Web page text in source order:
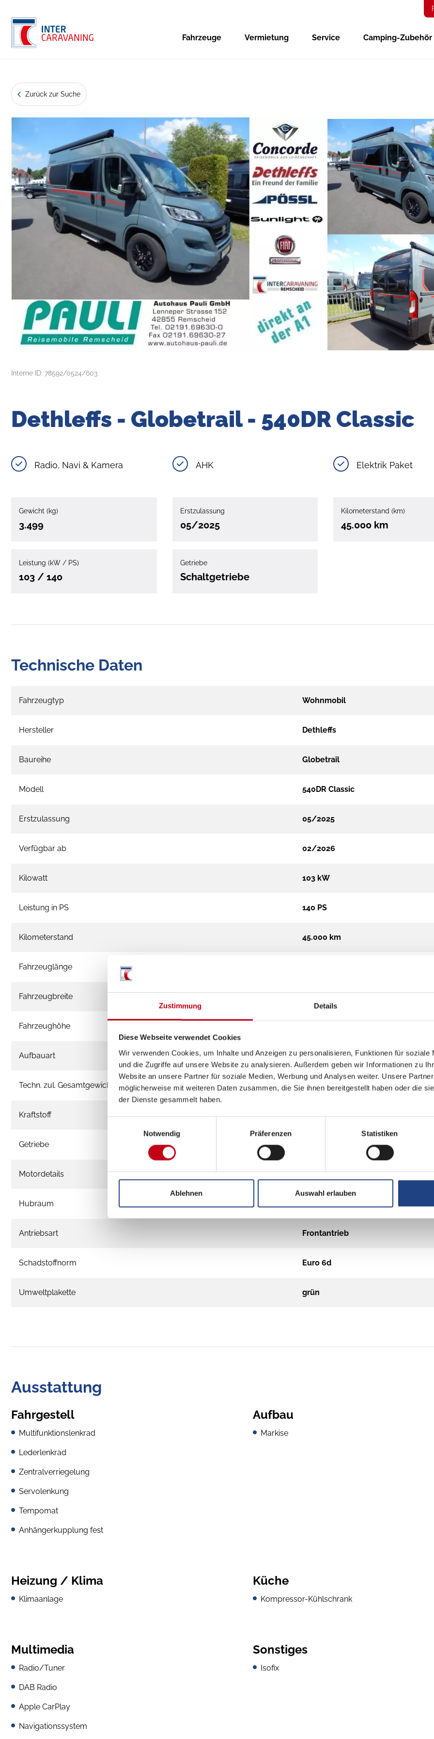
Zustimmung Details
Diese Webseite verwendet Cookies
Wir verwenden Cookies, um Inhalte und Anzeigen zu personalisieren, Funktionen für soziale
und die Zugriffe auf unsere Website zu analysieren. Außerdem geben wir Informationen zu
Website an unsere Partner für soziale Medien, Werbung und Analysen weiter. Unsere
möglicherweise mit weiteren Daten zusammen, die Sie ihnen bereitgestellt haben oder die
der Dienste gesammelt haben.
Notwendig
Präferenzen Statistiken
Ablehnen Auswahl erlauben
Fahrzeuge Vermietung Service Camping-Zubehör
Zurück zur Suche
Interne ID: 78592/0524/603
Dethleffs - Globetrail - 540DR Classic
Radio, Navi & Kamera AHK Elektrik Paket
Gewicht (kg)
3.499
Erstzulassung
05/2025
Kilometerstand (km)
45.000 km
Leistung (kW / PS)
103 / 140
Getriebe
Schaltgetriebe
Technische Daten
Fahrzeugtyp Wohnmobil
Hersteller Dethleffs
Baureihe Globetrail
Modell 540DR Classic
Erstzulassung 05/2025
Verfügbar ab 02/2026
Kilowatt 103 kW
Leistung in PS 140 PS
Kilometerstand 45.000 km
Fahrzeuglänge
Fahrzeugbreite
Fahrzeughöhe
Aufbauart Campervan
Techn. zul. Gesamtgewicht 3.499 kg
Kraftstoff Diesel
Getriebe
Motordetails Multijet 3
Hubraum
Antriebsart Frontantrieb
Schadstoffnorm Euro 6d
Umweltplakette grün
Ausstattung
Fahrgestell
Multifunktionslenkrad
Lederlenkrad
Zentralverriegelung
Servolenkung
Tempomat
Anhängerkupplung fest
Aufbau
Markise
Heizung / Klima
Klimaanlage
Küche
Kompressor-Kühlschrank
Multimedia
Radio/Tuner
DAB Radio
Apple CarPlay
Navigationssystem
Sonstiges
Isofix